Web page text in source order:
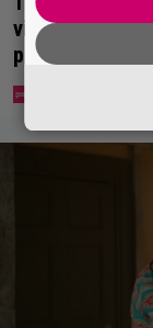
viulun – Pete
paikalta